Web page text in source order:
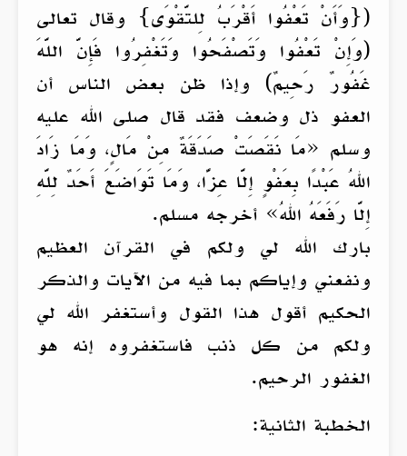
({وَأَنْ تَعْفُوا أَقْرَبُ لِلتَّقْوَى} وقال تعالى
(وَإِنْ تَعْفُوا وَتَصْفَحُوا وَتَغْفِرُوا فَإِنَّ اللَّهَ
غَفُورٌ رَحِيمٌ) وإذا ظن بعض الناس أن
العفو ذل وضعف فقد قال صلى الله عليه
وسلم «مَا نَقَصَتْ صَدَقَةٌ مِنْ مَالٍ، وَمَا زَادَ
اللهُ عَبْدًا بِعَفْوٍ إِلَّا عِزًّا، وَمَا تَوَاضَعَ أَحَدٌ لِلَّهِ
إِلَّا رَفَعَهُ اللهُ» أخرجه مسلم.
بارك الله لي ولكم في القرآن العظيم
ونفعني وإياكم بما فيه من الآيات والذكر
الحكيم أقول هذا القول وأستغفر الله لي
ولكم من كل ذنب فاستغفروه إنه هو
الغفور الرحيم.
الخطبة الثانية: